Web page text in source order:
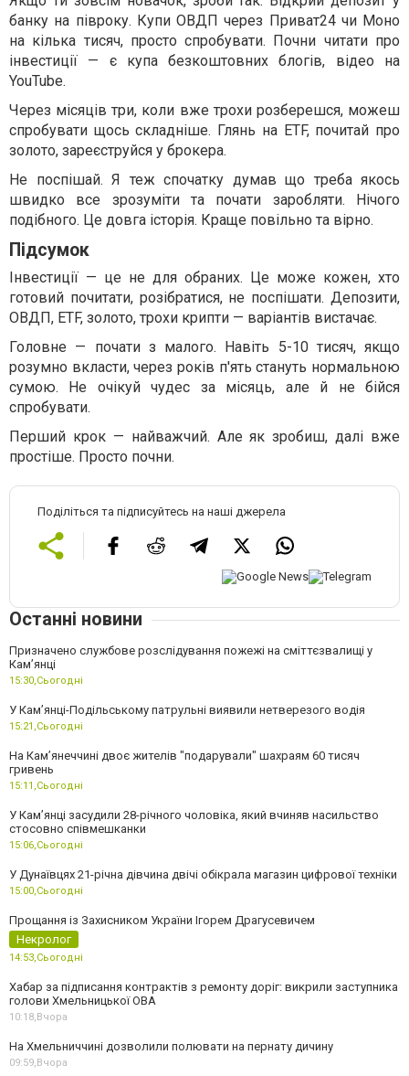
банку на півроку. Купи ОВДП через Приват24 чи Моно
на кілька тисяч, просто спробувати. Почни читати про
інвестиції — є купа безкоштовних блогів, відео на
YouTube.
Через місяців три, коли вже трохи розберешся, можеш
спробувати щось складніше. Глянь на ETF, почитай про
золото, зареєструйся у брокера.
Не поспішай. Я теж спочатку думав що треба якось
швидко все зрозуміти та почати заробляти. Нічого
подібного. Це довга історія. Краще повільно та вірно.
Підсумок
Інвестиції — це не для обраних. Це може кожен, хто
готовий почитати, розібратися, не поспішати. Депозити,
ОВДП, ETF, золото, трохи крипти — варіантів вистачає.
Головне — почати з малого. Навіть 5-10 тисяч, якщо
розумно вкласти, через років п'ять стануть нормальною
сумою. Не очікуй чудес за місяць, але й не бійся
спробувати.
Перший крок — найважчий. Але як зробиш, далі вже
простіше. Просто почни.
Поділіться та підписуйтесь на наші джерела
Останні новини
Призначено службове розслідування пожежі на сміттєзвалищі у
Кам’янці
15:30,Сьогодні
У Кам’янці-Подільському патрульні виявили нетверезого водія
15:21,Сьогодні
На Камʼянеччині двоє жителів "подарували" шахраям 60 тисяч
гривень
15:11,Сьогодні
У Камʼянці засудили 28-річного чоловіка, який вчиняв насильство
стосовно співмешканки
15:06,Сьогодні
У Дунаївцях 21-річна дівчина двічі обікрала магазин цифрової техніки
15:00,Сьогодні
Прощання із Захисником України Ігорем Драгусевичем
Некролог
14:53,Сьогодні
Хабар за підписання контрактів з ремонту доріг: викрили заступника
голови Хмельницької ОВА
10:18,Вчора
На Хмельниччині дозволили полювати на пернату дичину
09:59,Вчора